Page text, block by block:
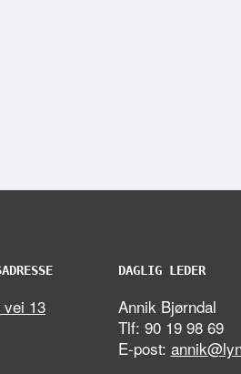
13
DAGLIG LEDER
Annik Bjørndal
Tlf: 90 19 98 69
E-post: